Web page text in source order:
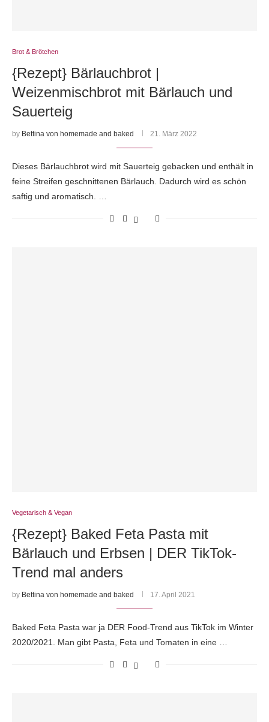
Brot & Brötchen
{Rezept} Bärlauchbrot |
Weizenmischbrot mit Bärlauch und
Sauerteig
by Bettina von homemade and baked 21. März 2022
Dieses Bärlauchbrot wird mit Sauerteig gebacken und enthält in
feine Streifen geschnittenen Bärlauch. Dadurch wird es schön
saftig und aromatisch. …
Vegetarisch & Vegan
{Rezept} Baked Feta Pasta mit
Bärlauch und Erbsen | DER TikTok-
Trend mal anders
by Bettina von homemade and baked 17. April 2021
Baked Feta Pasta war ja DER Food-Trend aus TikTok im Winter
2020/2021. Man gibt Pasta, Feta und Tomaten in eine …